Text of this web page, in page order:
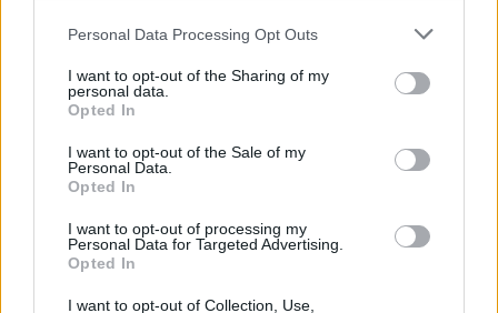
Personal Data Processing Opt Outs
I want to opt-out of the Sharing of my
personal data.
Opted In
I want to opt-out of the Sale of my
Personal Data.
Opted In
I want to opt-out of processing my
Personal Data for Targeted Advertising.
Opted In
I want to opt-out of Collection, Use,
των προκλήσεων της τεχνητής νοημοσύνης,
την αναμόρφωση του πλαισίου της ανώτατης
εκπαίδευσης, την κλιματική προστασία και τη
διαγενεακή δικαιοσύνη.
Δεύτερον, στον άξονα
της δημοκρατικής
συμμετοχής
οργάνωση και λειτουργία των πολιτικών
κομμάτων, την επιστολική ψήφο και τη
συνταγματική σύνδεση του εκλογικού